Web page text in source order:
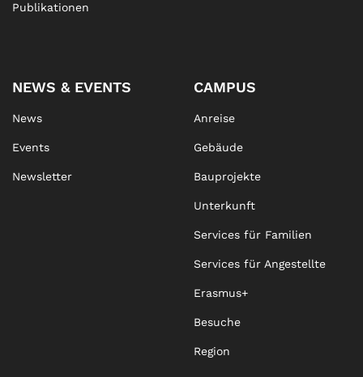
Publikationen
NEWS & EVENTS
News
Events
Newsletter
CAMPUS
Anreise
Gebäude
Bauprojekte
Unterkunft
Services für Familien
Services für Angestellte
Erasmus+
Besuche
Region